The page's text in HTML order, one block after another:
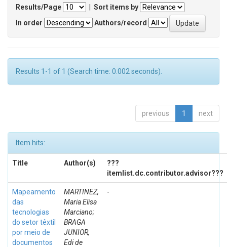
Results/Page
Sort items by
In order
Authors/record
Results 1-1 of 1 (Search time: 0.002 seconds).
previous 1 next
Item hits:
Title Author(s)
???
itemlist.dc.contributor.advisor???
Mapeamento
das
tecnologias
do setor têxtil
por meio de
documentos
MARTINEZ,
Maria Elisa
Marciano;
BRAGA
JUNIOR,
Edi de
-